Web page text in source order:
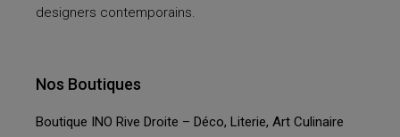
designers contemporains.
Nos Boutiques
Boutique INO Rive Droite – Déco, Literie, Art Culinaire